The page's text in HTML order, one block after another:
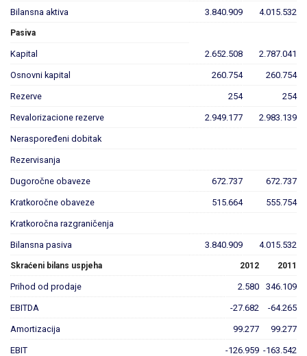
Bilansna aktiva 3.840.909 4.015.532
Pasiva
Kapital 2.652.508 2.787.041
Osnovni kapital 260.754 260.754
Rezerve 254 254
Revalorizacione rezerve 2.949.177 2.983.139
Neraspoređeni dobitak
Rezervisanja
Dugoročne obaveze 672.737 672.737
Kratkoročne obaveze 515.664 555.754
Kratkoročna razgraničenja
Bilansna pasiva 3.840.909 4.015.532
Skraćeni bilans uspjeha 2012 2011
Prihod od prodaje 2.580 346.109
EBITDA -27.682 -64.265
Amortizacija 99.277 99.277
EBIT -126.959 -163.542